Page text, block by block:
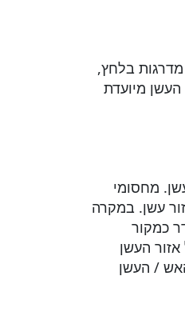
בלחץ,
מיועדת
מחסומי
עשן. במקרה
כמקור
העשן
/ העשן